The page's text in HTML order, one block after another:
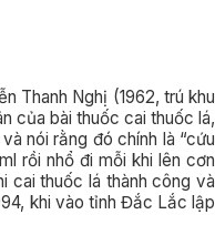
Thanh Nghị (1962, trú khu
của bài thuốc cai thuốc lá,
nói rằng đó chính là “cứu
rồi nhổ đi mỗi khi lên cơn
cai thuốc lá thành công và
khi vào tỉnh Đắc Lắc lập